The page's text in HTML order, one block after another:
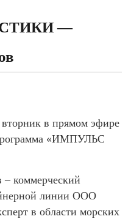
—
в прямом эфире
«ИМПУЛЬС
– коммерческий
линии ООО
в области морских